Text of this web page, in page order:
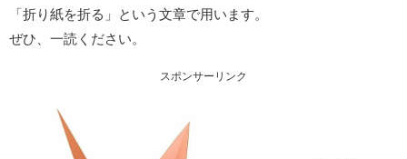
「折り紙を折る」という文章で用います。
ぜひ、一読ください。
スポンサーリンク